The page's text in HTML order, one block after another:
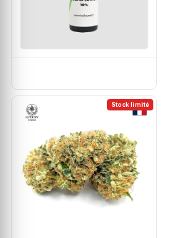
Stock limité